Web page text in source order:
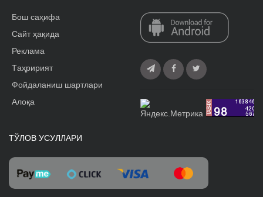
Бош саҳифа
Сайт ҳақида
Реклама
Tаҳририят
Фойдаланиш шартлари
Алоқа
ТЎЛОВ УСУЛЛАРИ